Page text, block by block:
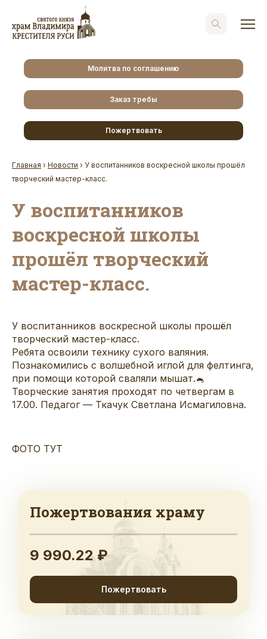
Молитва по соглашению
Заказ требы
Пожертвовать
Главная › Новости › У воспитанников воскресной школы прошёл
творческий мастер-класс.
У воспитанников
воскресной школы
прошёл творческий
мастер-класс.
У воспитанников воскресной школы прошёл
творческий мастер-класс.
Ребята освоили технику сухого валяния.
Познакомились с волшебной иглой для фелтинга,
при помощи которой сваляли мышат.🐁
Творческие занятия проходят по четвергам в
17.00. Педагог — Ткачук Светлана Исмагиловна.
ФОТО ТУТ
Пожертвования храму
9 990.22 ₽
Пожертвовать